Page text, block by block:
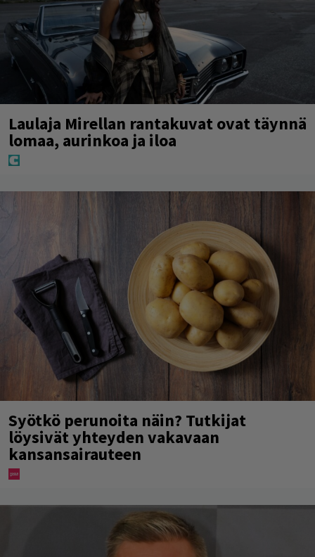
Laulaja Mirellan rantakuvat ovat täynnä
lomaa, aurinkoa ja iloa
Syötkö perunoita näin? Tutkijat
löysivät yhteyden vakavaan
kansansairauteen